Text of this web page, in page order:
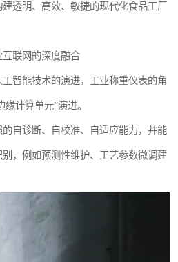
透明、高效、敏捷的现代化食品工厂
联网的深度融合
智能技术的演进，工业称重仪表的角
计算单元”演进。
自诊断、自校准、自适应能力，并能
，例如预测性维护、工艺参数微调建